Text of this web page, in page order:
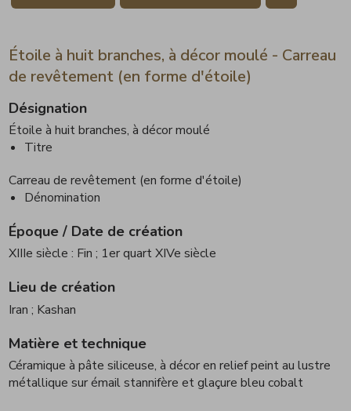
Étoile à huit branches, à décor moulé - Carreau
de revêtement (en forme d'étoile)
Désignation
Étoile à huit branches, à décor moulé
Titre
Carreau de revêtement (en forme d'étoile)
Dénomination
Époque / Date de création
XIIIe siècle : Fin; 1er quart XIVe siècle
Lieu de création
Iran; Kashan
Matière et technique
Céramique à pâte siliceuse, à décor en relief peint au lustre
métallique sur émail stannifère et glaçure bleu cobalt